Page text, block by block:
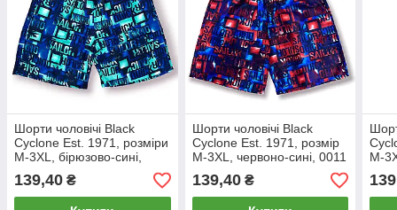
Шорти чоловічі Black
Cyclone Est. 1971, розміри
M-3XL, бірюзово-сині,
0011
139,40 ₴
Шорти чоловічі Black
Cyclone Est. 1971, розмір
M-3XL, червоно-сині, 0011
139,40₴
M-
0011